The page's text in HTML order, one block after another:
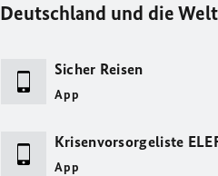
Deutschland und die Welt
Sicher Reisen
App
Krisenvorsorgeliste
App